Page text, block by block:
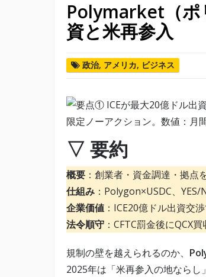
Polymarket（ポ
資と米再参入
政治, アメリカ, ビジネス
▽ 要約
概要 ：創業者・資金調達・拠点
仕組み ：Polygon×USDC、
企業価値 ：ICE20億ドル出資交
法令順守 ：CFTC罰金後にQCX
規制の壁を越えられるのか、
2025年は「米再参入の地なら